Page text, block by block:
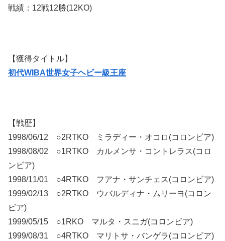
戦績：12戦12勝(12KO)
【獲得タイトル】
初代WIBA世界女子ヘビー級王座
【戦歴】
1998/06/12 ○2RTKO ミラディー・オコロ(コロンビア)
1998/08/02 ○1RTKO カルメンサ・コントレラス(コロ
ンビア)
1998/11/01 ○4RTKO フアナ・サンチェス(コロンビア)
1999/02/13 ○2RTKO ウバルディナ・ムリーヨ(コロン
ビア)
1999/05/15 ○1RKO マルタ・スニガ(コロンビア)
1999/08/31 ○4RTKO マリトサ・バンゲラ(コロンビア)